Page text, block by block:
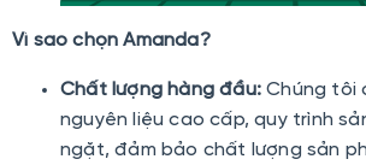
Vì sao chọn Amanda?
Chất lượng hàng đầu: Chúng tôi
nguyên liệu cao cấp, quy trình
ngặt, đảm bảo chất lượng sản